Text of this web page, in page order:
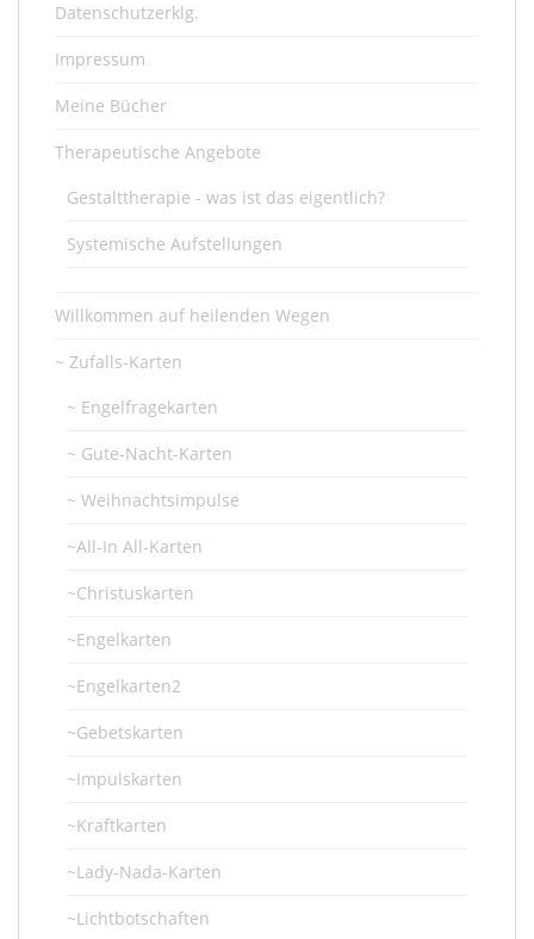
Datenschutzerklg.
Impressum
Meine Bücher
Therapeutische Angebote
Gestalttherapie - was ist das eigentlich?
Systemische Aufstellungen
Willkommen auf heilenden Wegen
~ Zufalls-Karten
~ Engelfragekarten
~ Gute-Nacht-Karten
~ Weihnachtsimpulse
~All-In All-Karten
~Christuskarten
~Engelkarten
~Engelkarten2
~Gebetskarten
~Impulskarten
~Kraftkarten
~Lady-Nada-Karten
~Lichtbotschaften